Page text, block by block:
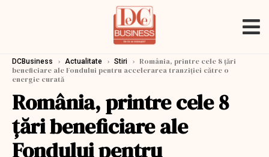
DCBusiness › Actualitate › Stiri › România, printre cele 8 țări
beneficiare ale Fondului pentru accelerarea tranziţiei către o
energie curată
România, printre cele 8
țări beneficiare ale
Fondului pentru